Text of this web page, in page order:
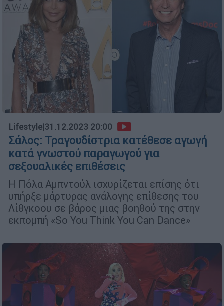
Lifestyle|31.12.2023 20:00
Σάλος: Τραγουδίστρια κατέθεσε αγωγή
κατά γνωστού παραγωγού για
σεξουαλικές επιθέσεις
Η Πόλα Αμπντούλ ισχυρίζεται επίσης ότι
υπήρξε μάρτυρας ανάλογης επίθεσης του
Λίθγκοου σε βάρος μιας βοηθού της στην
εκπομπή «So You Think You Can Dance»